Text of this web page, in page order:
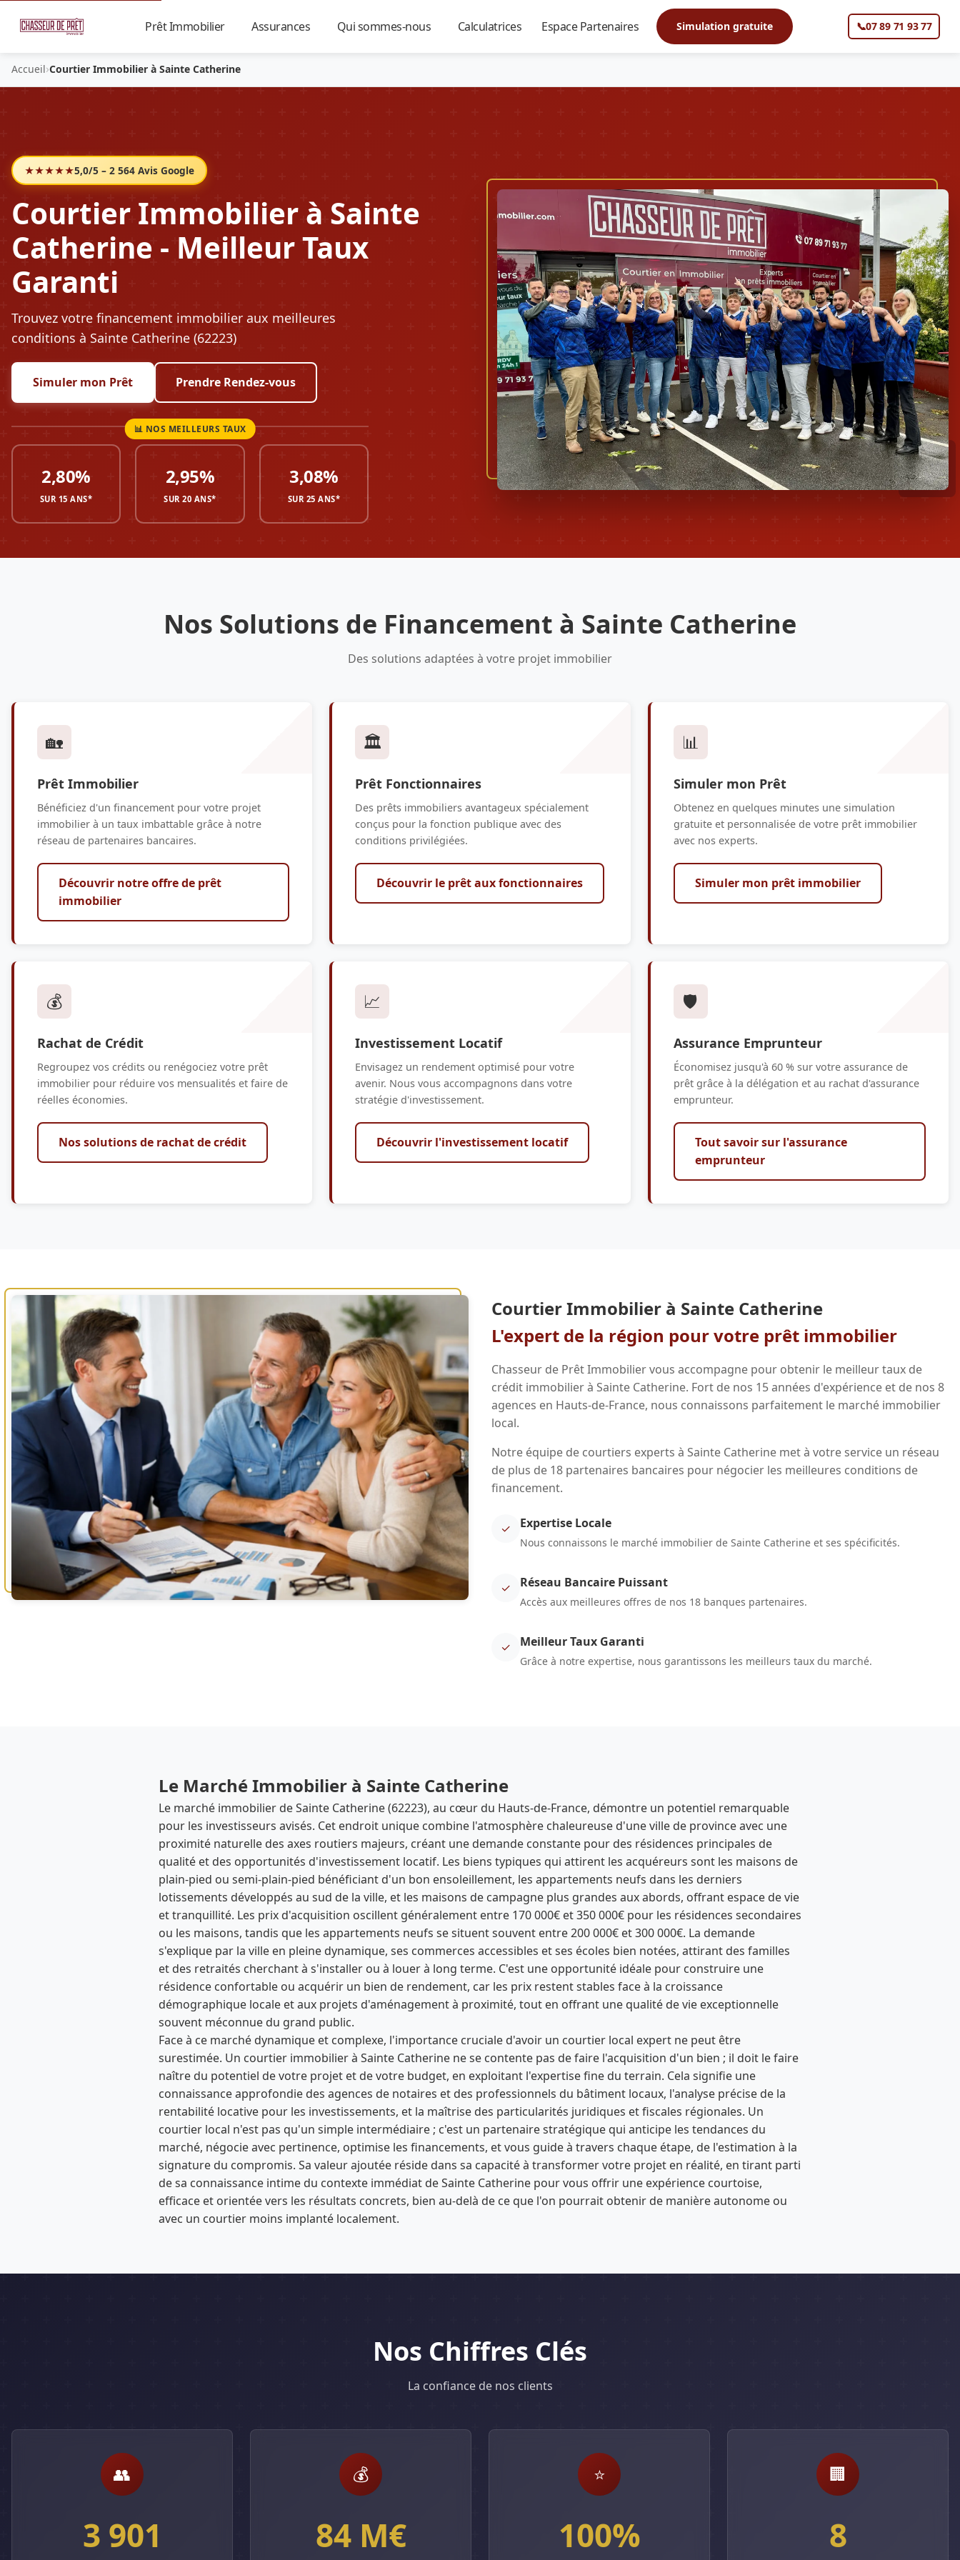
Prêt Immobilier Assurances Qui sommes-nous Calculatrices Espace Partenaires Simulation gratuite 📞07 89 71 93 77
Accueil›Courtier Immobilier à Sainte Catherine
★★★★★5,0/5 – 2 564 Avis Google
Courtier Immobilier à Sainte
Catherine - Meilleur Taux
Garanti
Trouvez votre financement immobilier aux meilleures
conditions à Sainte Catherine (62223)
Simuler mon Prêt Prendre Rendez-vous
2,80%
SUR 15 ANS*
2,95%
SUR 20 ANS*
3,08%
SUR 25 ANS*
Nos Solutions de Financement à Sainte Catherine
Des solutions adaptées à votre projet immobilier
🏡
Prêt Immobilier
Bénéficiez d'un financement pour votre projet
immobilier à un taux imbattable grâce à notre
réseau de partenaires bancaires.
Découvrir notre offre de prêt
immobilier
🏛️
Prêt Fonctionnaires
Des prêts immobiliers avantageux spécialement
conçus pour la fonction publique avec des
conditions privilégiées.
Découvrir le prêt aux fonctionnaires
📊
Simuler mon Prêt
Obtenez en quelques minutes une simulation
gratuite et personnalisée de votre prêt immobilier
avec nos experts.
Simuler mon prêt immobilier
💰
Rachat de Crédit
Regroupez vos crédits ou renégociez votre prêt
immobilier pour réduire vos mensualités et faire de
réelles économies.
Nos solutions de rachat de crédit
📈
Investissement Locatif
Envisagez un rendement optimisé pour votre
avenir. Nous vous accompagnons dans votre
stratégie d'investissement.
Découvrir l'investissement locatif
🛡️
Assurance Emprunteur
Économisez jusqu'à 60 % sur votre assurance de
prêt grâce à la délégation et au rachat d'assurance
emprunteur.
Tout savoir sur l'assurance
emprunteur
Courtier Immobilier à Sainte Catherine
L'expert de la région pour votre prêt immobilier
Chasseur de Prêt Immobilier vous accompagne pour obtenir le meilleur taux de
crédit immobilier à Sainte Catherine. Fort de nos 15 années d'expérience et de nos 8
agences en Hauts-de-France, nous connaissons parfaitement le marché immobilier
local.
Notre équipe de courtiers experts à Sainte Catherine met à votre service un réseau
de plus de 18 partenaires bancaires pour négocier les meilleures conditions de
financement.
✓ Expertise Locale
Nous connaissons le marché immobilier de Sainte Catherine et ses spécificités.
✓ Réseau Bancaire Puissant
Accès aux meilleures offres de nos 18 banques partenaires.
✓ Meilleur Taux Garanti
Grâce à notre expertise, nous garantissons les meilleurs taux du marché.
Le Marché Immobilier à Sainte Catherine
Le marché immobilier de Sainte Catherine (62223), au cœur du Hauts-de-France, démontre un potentiel remarquable
pour les investisseurs avisés. Cet endroit unique combine l'atmosphère chaleureuse d'une ville de province avec une
proximité naturelle des axes routiers majeurs, créant une demande constante pour des résidences principales de
qualité et des opportunités d'investissement locatif. Les biens typiques qui attirent les acquéreurs sont les maisons de
plain-pied ou semi-plain-pied bénéficiant d'un bon ensoleillement, les appartements neufs dans les derniers
lotissements développés au sud de la ville, et les maisons de campagne plus grandes aux abords, offrant espace de vie
et tranquillité. Les prix d'acquisition oscillent généralement entre 170 000€ et 350 000€ pour les résidences secondaires
ou les maisons, tandis que les appartements neufs se situent souvent entre 200 000€ et 300 000€. La demande
s'explique par la ville en pleine dynamique, ses commerces accessibles et ses écoles bien notées, attirant des familles
et des retraités cherchant à s'installer ou à louer à long terme. C'est une opportunité idéale pour construire une
résidence confortable ou acquérir un bien de rendement, car les prix restent stables face à la croissance
démographique locale et aux projets d'aménagement à proximité, tout en offrant une qualité de vie exceptionnelle
souvent méconnue du grand public.
Face à ce marché dynamique et complexe, l'importance cruciale d'avoir un courtier local expert ne peut être
surestimée. Un courtier immobilier à Sainte Catherine ne se contente pas de faire l'acquisition d'un bien ; il doit le faire
naître du potentiel de votre projet et de votre budget, en exploitant l'expertise fine du terrain. Cela signifie une
connaissance approfondie des agences de notaires et des professionnels du bâtiment locaux, l'analyse précise de la
rentabilité locative pour les investissements, et la maîtrise des particularités juridiques et fiscales régionales. Un
courtier local n'est pas qu'un simple intermédiaire ; c'est un partenaire stratégique qui anticipe les tendances du
marché, négocie avec pertinence, optimise les financements, et vous guide à travers chaque étape, de l'estimation à la
signature du compromis. Sa valeur ajoutée réside dans sa capacité à transformer votre projet en réalité, en tirant parti
de sa connaissance intime du contexte immédiat de Sainte Catherine pour vous offrir une expérience courtoise,
efficace et orientée vers les résultats concrets, bien au-delà de ce que l'on pourrait obtenir de manière autonome ou
avec un courtier moins implanté localement.
Nos Chiffres Clés
La confiance de nos clients
👥
3 901
💰
84 M€
⭐
100%
🏢
8